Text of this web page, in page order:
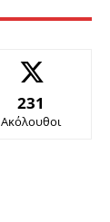
231
Ακόλουθοι